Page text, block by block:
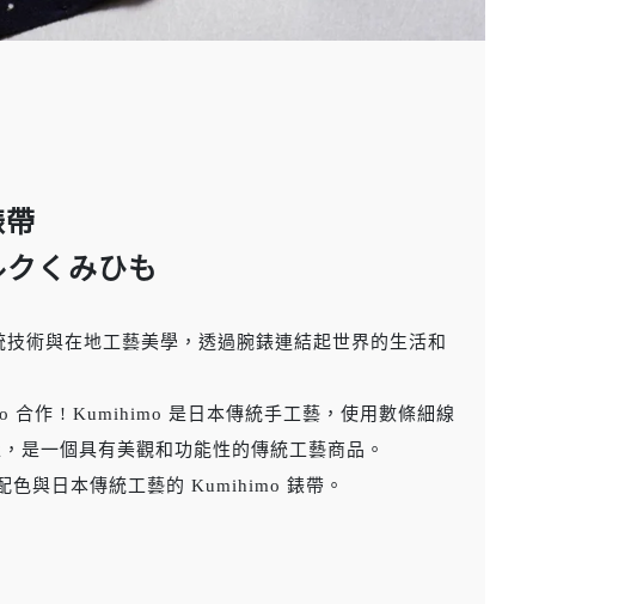
帶
くみひも
術與在地工藝美學，透過腕錶連結起世界的生活和
合作 ! Kumihimo 是日本傳統手工藝，使用數條細線
是一個具有美觀和功能性的傳統工藝商品。
與日本傳統工藝的 Kumihimo 錶帶。